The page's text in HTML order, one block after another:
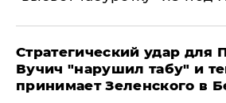
Стратегический удар для
Вучич "нарушил табу" и
принимает Зеленского в